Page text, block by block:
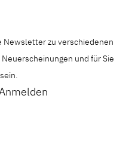
Newsletter zu verschiedenen
und für Sie